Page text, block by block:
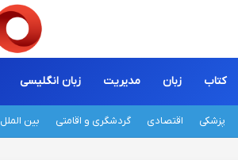
کتاب زبان مدیریت زبان انگلیسی
پزشکی اقتصادی گردشگری و اقامتی بین الملل